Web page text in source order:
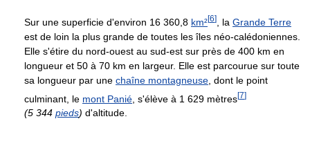
Sur une superficie d'environ 16 360,8 km²[6] , la Grande Terre
est de loin la plus grande de toutes les îles néo-calédoniennes.
Elle s'étire du nord-ouest au sud-est sur près de 400 km en
longueur et 50 à 70 km en largeur. Elle est parcourue sur toute
sa longueur par une chaîne montagneuse , dont le point
culminant, le mont Panié , s'élève à 1 629 mètres[7]
(5 344 pieds) d'altitude.